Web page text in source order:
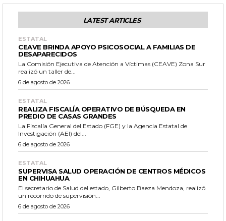
LATEST ARTICLES
ESTATAL
CEAVE BRINDA APOYO PSICOSOCIAL A FAMILIAS DE
DESAPARECIDOS
La Comisión Ejecutiva de Atención a Víctimas (CEAVE) Zona Sur
realizó un taller de...
6 de agosto de 2026
ESTATAL
REALIZA FISCALÍA OPERATIVO DE BÚSQUEDA EN
PREDIO DE CASAS GRANDES
La Fiscalía General del Estado (FGE) y la Agencia Estatal de
Investigación (AEI) del...
6 de agosto de 2026
ESTATAL
SUPERVISA SALUD OPERACIÓN DE CENTROS MÉDICOS
EN CHIHUAHUA
El secretario de Salud del estado, Gilberto Baeza Mendoza, realizó
un recorrido de supervisión...
6 de agosto de 2026